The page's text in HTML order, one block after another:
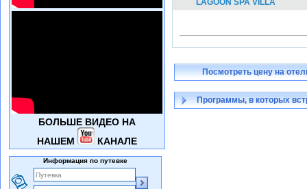
LAGOON SPA VILLA
Посмотреть цену на
Программы, в которых
БОЛЬШЕ ВИДЕО НА
НАШЕМ
КАНАЛЕ
Информация по путевке